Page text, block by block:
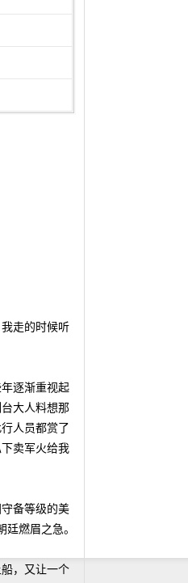
走的时候听
逐渐重视起
大人料想那
人员都赏了
卖军火给我
备等级的美
燃眉之急。
，又让一个